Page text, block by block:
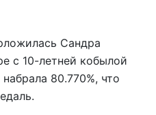
Сандра
с 10-летней кобылой
80.770%, что